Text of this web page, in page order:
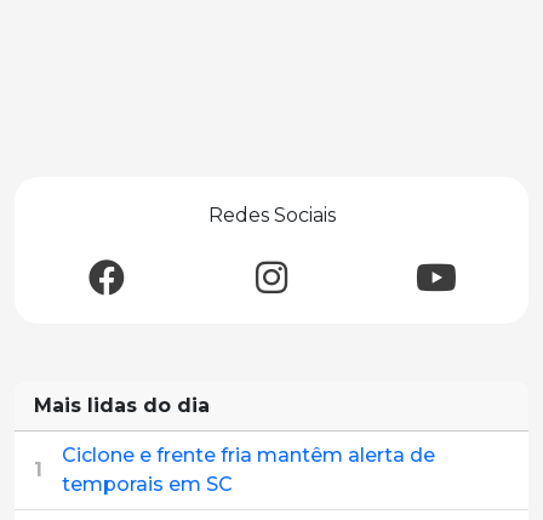
Redes Sociais
Mais lidas do dia
1
Ciclone e frente fria mantêm alerta de
temporais em SC